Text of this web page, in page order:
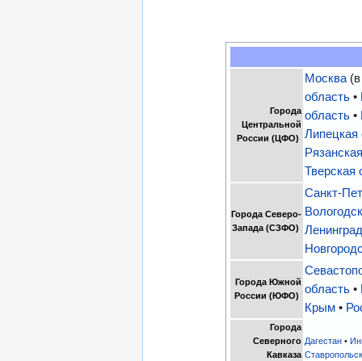
Города
Центральной
России (ЦФО)
Москва
область •
область •
Липецкая
Тверская
Города Северо-
Запада (СЗФО)
Санкт-
Города Южной
России (ЮФО)
область •
Крым •
Города
Северного
Кавказа
Дагестан •